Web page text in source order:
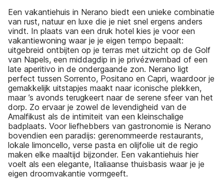
Een vakantiehuis in Nerano biedt een unieke combinatie
van rust, natuur en luxe die je niet snel ergens anders
vindt. In plaats van een druk hotel kies je voor een
vakantiewoning waar je je eigen tempo bepaalt:
uitgebreid ontbijten op je terras met uitzicht op de Golf
van Napels, een middagdip in je privézwembad of een
late aperitivo in de ondergaande zon. Nerano ligt
perfect tussen Sorrento, Positano en Capri, waardoor je
gemakkelijk uitstapjes maakt naar iconische plekken,
maar ’s avonds terugkeert naar de serene sfeer van het
dorp. Zo ervaar je zowel de levendigheid van de
Amalfikust als de intimiteit van een kleinschalige
badplaats. Voor liefhebbers van gastronomie is Nerano
bovendien een paradijs: gerenommeerde restaurants,
lokale limoncello, verse pasta en olijfolie uit de regio
maken elke maaltijd bijzonder. Een vakantiehuis hier
voelt als een elegante, Italiaanse thuisbasis waar je je
eigen droomvakantie vormgeeft.